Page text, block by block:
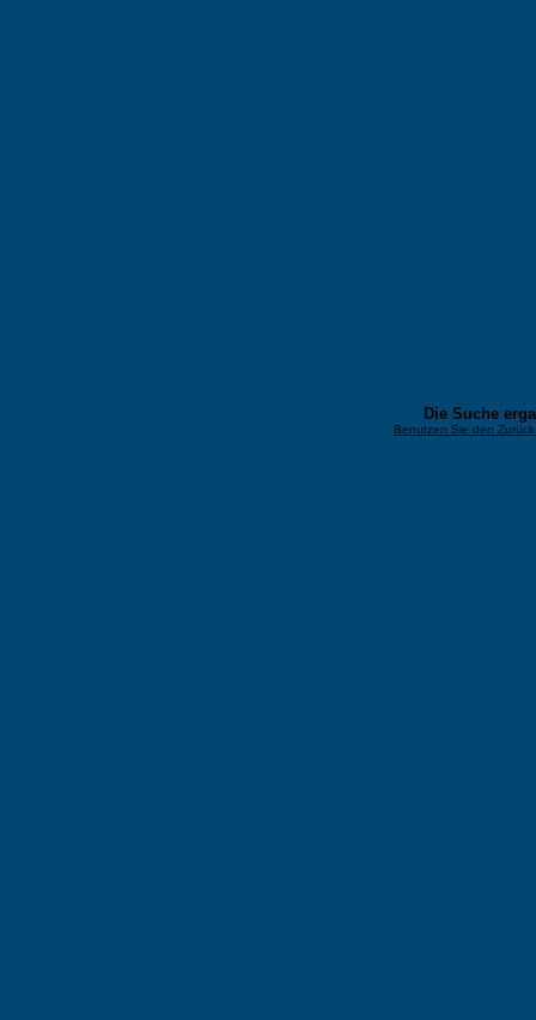
Die Suche
Benutzen Sie den